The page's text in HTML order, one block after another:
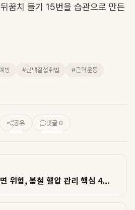
꿈치 들기 15번을 습관으로 만든
방 #단백질섭취법
#근력운동
공유 댓글 0
위험, 봄철 혈압 관리 핵심 4...